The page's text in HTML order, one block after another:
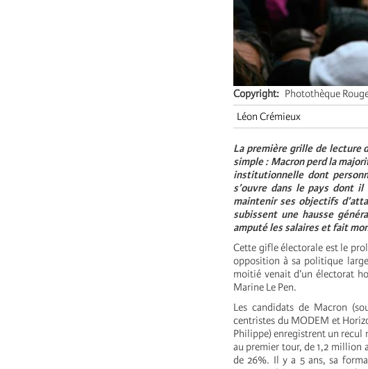
Copyright
Photothèque
Léon Crémieux
La première grille de lecture
simple : Macron perd la
institutionnelle dont
s’ouvre dans le pays dont il
maintenir ses objectifs
subissent une hausse
amputé les salaires et fait
Cette gifle électorale est le
opposition à sa politique
moitié venait d’un électorat
Marine Le Pen.
Les candidats de Macron
centristes du MODEM et
Philippe) enregistrent un recul
au premier tour, de 1,2 million
de 26%. Il y a 5 ans, sa